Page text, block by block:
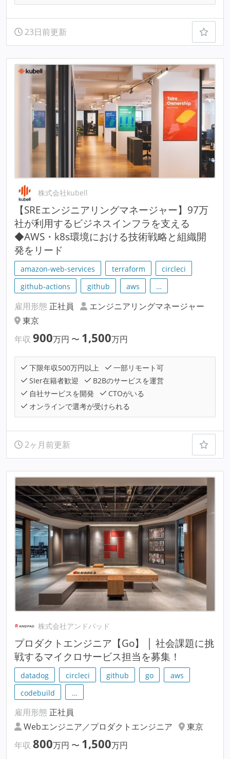
23日前更新
株式会社kubell
【SREエンジニアリングマネージャー】97万
社が利用するビジネスインフラを支える
◆AWS・k8s環境における技術戦略と組織開
発をリード
amazon-web-services terraform
circleci
github-actions
github aws …
雇用形態 正社員
エンジニアリングマネージャー
東京
年収 900万円 〜 1,500万円
下限年収500万円以上
一部リモート可
SIer在籍者歓迎
B2Bのサービスを運営
自社サービスを開発
CTOがいる
オンラインで選考が受けられる
2ヶ月前更新
株式会社アンドパッド
プロダクトエンジニア【Go】 │ 社会課題に挑
戦するマイクロサービス担当を募集！
datadog circleci github go
aws
codebuild
…
雇用形態 正社員
Webエンジニア／プロダクトエンジニア
東京
年収 800万円 〜 1,500万円